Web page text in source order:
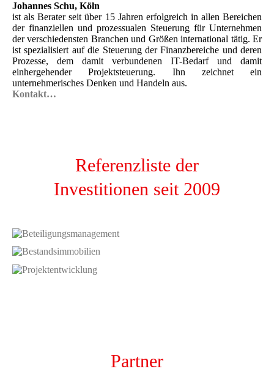
Johannes Schu, Köln
ist als Berater seit über 15 Jahren erfolgreich in allen Bereichen
der finanziellen und prozessualen Steuerung für Unternehmen
der verschiedensten Branchen und Größen international tätig. Er
ist spezialisiert auf die Steuerung der Finanzbereiche und deren
Prozesse, dem damit verbundenen IT-Bedarf und damit
einhergehender Projektsteuerung. Ihn zeichnet ein
unternehmerisches Denken und Handeln aus.
Kontakt…
Referenzliste der
Investitionen seit 2009
Partner